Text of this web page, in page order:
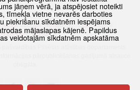
uzdotie jautājumi
Lapas karte
Kontakti
Pilsētas attīstības departaments.
jāņem vērā, ja atspējosiet noteikti
tīmekļa vietne nevarēs darboties
piekrišanu sīkdatnēm iespējams
mājaslapas kājenē. Papildus
veidotajām sīkdatnēm apskatāma